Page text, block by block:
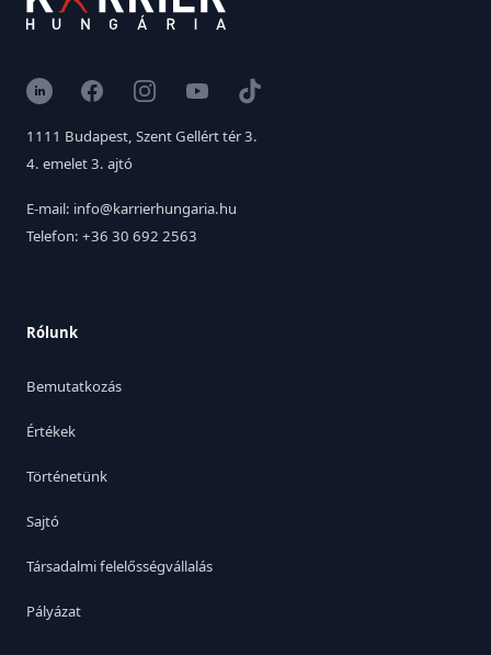
LinkedInFacebookInstagramYouTubeTikTok
1111 Budapest, Szent Gellért tér 3.
4. emelet 3. ajtó
E-mail: info@karrierhungaria.hu
Telefon: +36 30 692 2563
Rólunk
Bemutatkozás
Értékek
Történetünk
Sajtó
Társadalmi felelősségvállalás
Pályázat